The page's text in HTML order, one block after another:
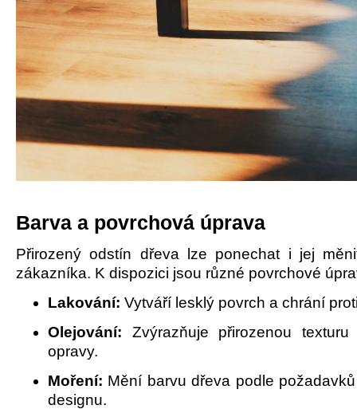
Barva a povrchová úprava
Přirozený odstín dřeva lze ponechat i jej
zákazníka. K dispozici jsou různé povrchové
Lakování: Vytváří lesklý povrch a chrání
Olejování: Zvýrazňuje přirozenou
opravy.
Moření: Mění barvu dřeva podle
designu.